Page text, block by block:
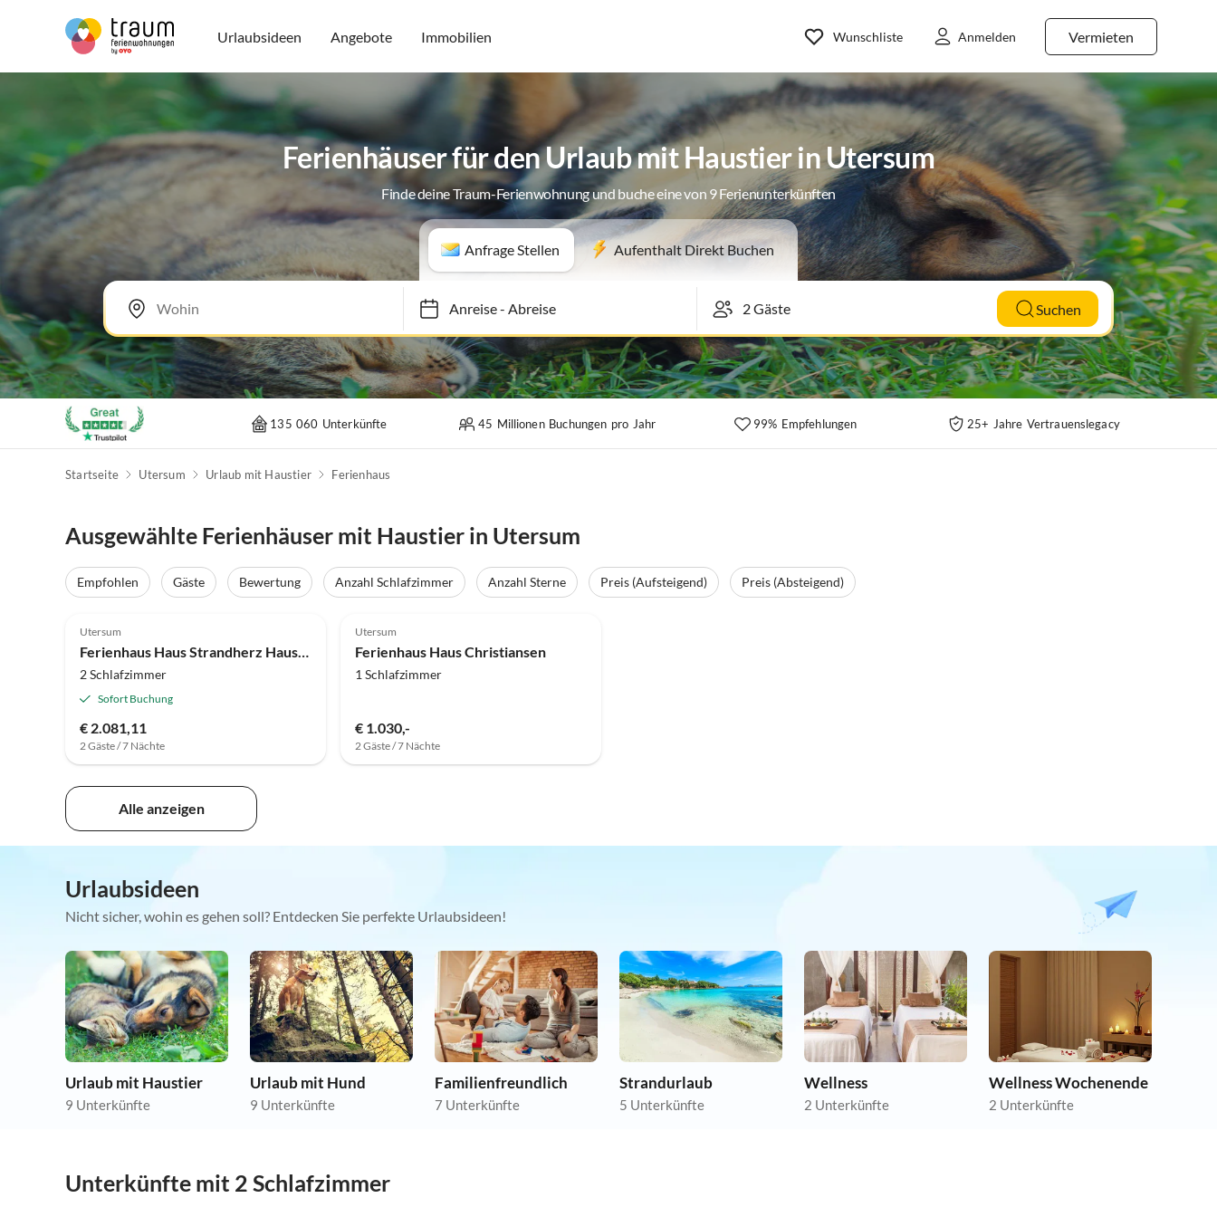
Urlaubsideen Angebote Immobilien Vermieten
Wunschliste Anmelden
Ferienhäuser für den Urlaub mit Haustier in Utersum
Finde deine Traum-Ferienwohnung und buche eine von 9 Ferienunterkünften
Anfrage Stellen Aufenthalt Direkt Buchen
Anreise-Abreise Suchen
135 060 Unterkünfte 45 Millionen Buchungen pro Jahr 99% Empfehlungen 25+ Jahre Vertrauenslegacy
Startseite Utersum Urlaub mit Haustier Ferienhaus
Ausgewählte Ferienhäuser mit Haustier in Utersum
Empfohlen Gäste Bewertung Anzahl Schlafzimmer Anzahl Sterne Preis (Aufsteigend) Preis (Absteigend)
Utersum
Ferienhaus Haus Strandherz Hausteil Backbord
2 Schlafzimmer
Sofort Buchung
€ 2.081,11
2 Gäste / 7 Nächte
Utersum
Ferienhaus Haus Christiansen
1 Schlafzimmer
€ 1.030,-
2 Gäste / 7 Nächte
Alle anzeigen
Urlaubsideen
Nicht sicher, wohin es gehen soll? Entdecken Sie perfekte Urlaubsideen!
Urlaub mit Haustier
9 Unterkünfte
Urlaub mit Hund
9 Unterkünfte
Familienfreundlich
7 Unterkünfte
Strandurlaub
5 Unterkünfte
Wellness
2 Unterkünfte
Wellness Wochenende
2 Unterkünfte
Unterkünfte mit 2 Schlafzimmer